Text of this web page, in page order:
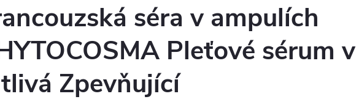
séra v ampulích
Pleťové sérum
Zpevňující